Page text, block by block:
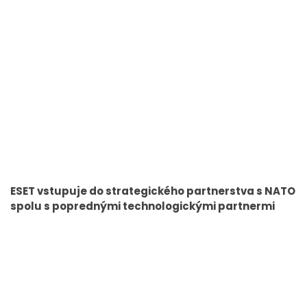
ESET vstupuje do strategického partnerstva s NATO
spolu s poprednými technologickými partnermi